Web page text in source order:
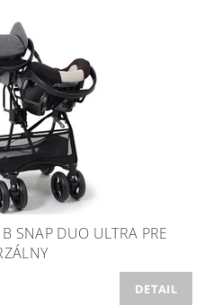
SNAP DUO ULTRA PRE
DETAIL